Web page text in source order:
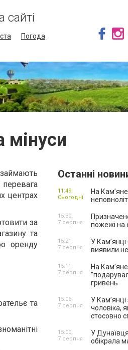
сайті
Погода
мінуси
центрах
за
та
оренду
та
Останні
На
11:49,
Сьогодні
пожежі на
15:30,
7 серпня
У
виявили
15:21,
7 серпня
На
гривень
15:11,
7 серпня
У
чоловіка,
стосовно
15:06,
7 серпня
У
обікрала
15:00,
7 серпня